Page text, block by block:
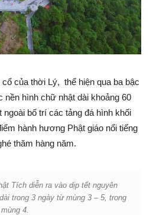
của thời Lý, thể hiện qua ba bậc
nền hình chữ nhật dài khoảng 60
ngoài bố trí các tảng đá hình khối
hành hương Phật giáo nổi tiếng
thăm hàng năm.
Tích diễn ra vào dịp tết nguyên
trong 3 ngày từ mùng 3 – 5, trong
4.